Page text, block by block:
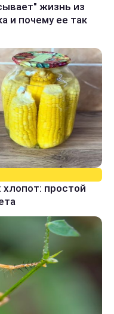
жизнь из
и почему ее так
хлопот: простой